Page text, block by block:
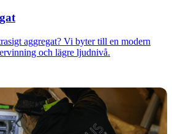
aggregat? Vi byter till en modern
och lägre ljudnivå.